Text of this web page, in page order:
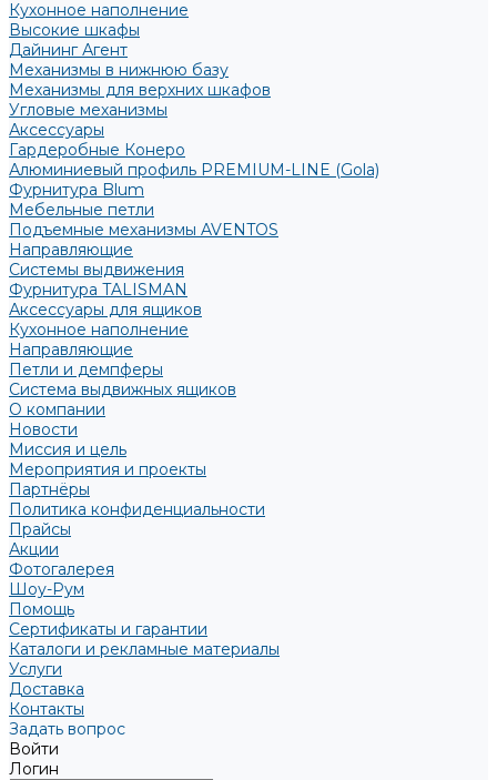
Кухонное наполнение
Высокие шкафы
Дайнинг Агент
Механизмы в нижнюю базу
Механизмы для верхних шкафов
Угловые механизмы
Аксессуары
Гардеробные Конеро
Алюминиевый профиль PREMIUM-LINE (Gola)
Фурнитура Blum
Мебельные петли
Подъемные механизмы AVENTOS
Направляющие
Системы выдвижения
Фурнитура TALISMAN
Аксессуары для ящиков
Кухонное наполнение
Направляющие
Петли и демпферы
Система выдвижных ящиков
О компании
Новости
Миссия и цель
Мероприятия и проекты
Партнёры
Политика конфиденциальности
Прайсы
Акции
Фотогалерея
Шоу-Рум
Помощь
Сертификаты и гарантии
Каталоги и рекламные материалы
Услуги
Доставка
Контакты
Задать вопрос
Войти
Логин